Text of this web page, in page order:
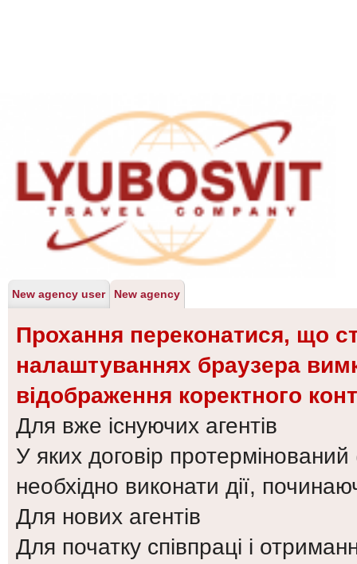
New agency user New agency
Прохання переконатися, що
налаштуваннях браузера
відображення коректного
Для вже існуючих агентів
У яких договір
необхідно виконати дії,
Для нових агентів
Для початку співпраці і